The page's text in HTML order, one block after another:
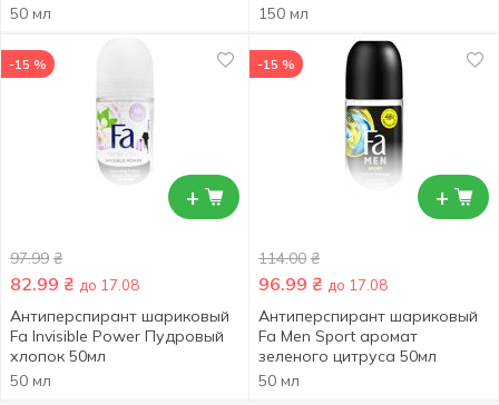
50 мл
150 мл
+
-15 %
97.99 ₴
82.99 ₴ до 17.08
Антиперспирант шариковый
Fa Invisible Power Пудровый
хлопок 50мл
50 мл
+
-15 %
114.00 ₴
96.99 ₴ до 17.08
Антиперспирант шариковый
Fa Men Sport аромат
зеленого цитруса 50мл
50 мл